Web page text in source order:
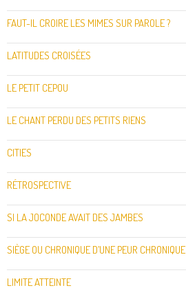
FAUT-IL CROIRE LES MIMES SUR PAROLE ?
LATITUDES CROISÉES
LE PETIT CEPOU
LE CHANT PERDU DES PETITS RIENS
CITIES
RÉTROSPECTIVE
SI LA JOCONDE AVAIT DES JAMBES
SIÈGE OU CHRONIQUE D’UNE PEUR CHRONIQUE
LIMITE ATTEINTE